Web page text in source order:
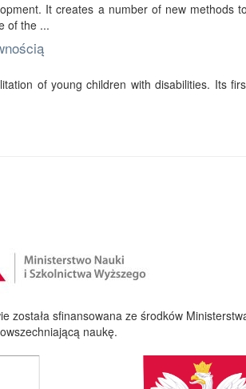
It creates a number of new methods
of the ...
of young children with disabilities. Its
sfinansowana ze środków
naukę.